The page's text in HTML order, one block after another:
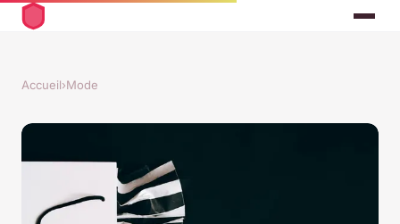
Accueil›Mode